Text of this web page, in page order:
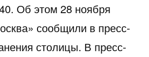
Об этом 28 ноября
сообщили в пресс-
столицы. В пресс-